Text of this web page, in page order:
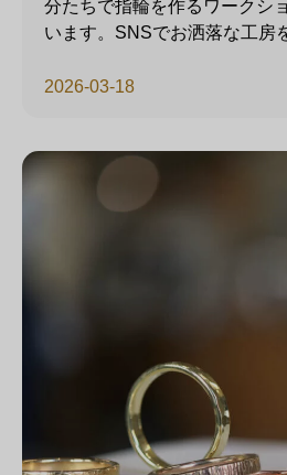
2026-03-18
分たちで指輪を作るワークシ
います。SNSでお洒落な工房